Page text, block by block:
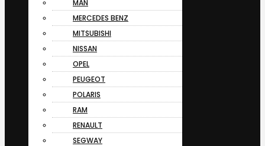
MAN
MERCEDES BENZ
MITSUBISHI
NISSAN
OPEL
PEUGEOT
POLARIS
RAM
RENAULT
SEGWAY